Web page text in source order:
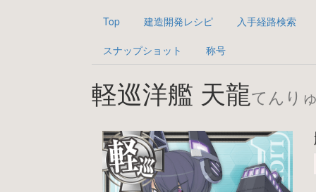
Top 建造開発レシピ 入手経路検索
スナップショット 称号
軽巡洋艦 天龍てんり